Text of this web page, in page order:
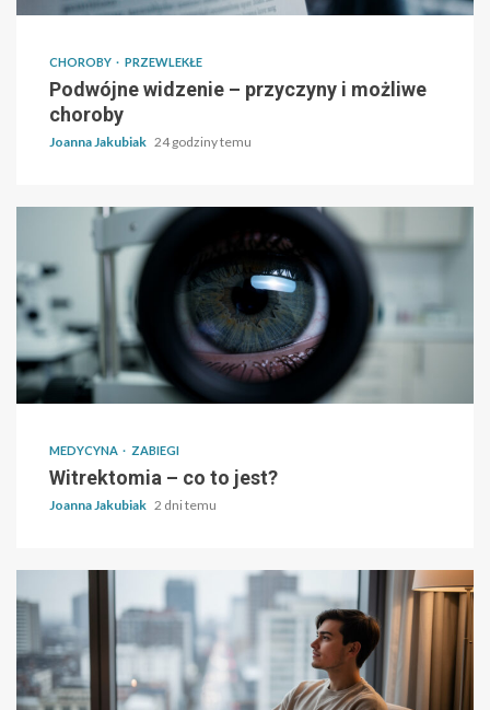
CHOROBY PRZEWLEKŁE
Podwójne widzenie – przyczyny i możliwe
choroby
Joanna Jakubiak 24 godziny temu
MEDYCYNA ZABIEGI
Witrektomia – co to jest?
Joanna Jakubiak 2 dni temu